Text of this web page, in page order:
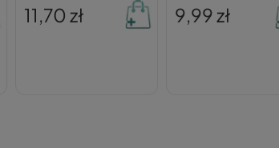
11,70 zł 9,99 zł